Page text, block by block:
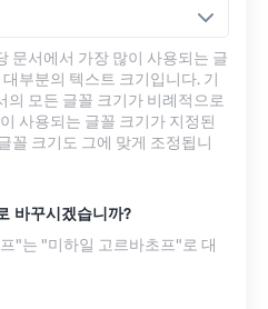
문서에서 가장 많이 사용되는 글
부분의 텍스트 크기입니다. 기
의 모든 글꼴 크기가 비례적으로
사용되는 글꼴 크기가 지정된
꼴 크기도 그에 맞게 조정됩니
바꾸시겠습니까?
"는 "미하일 고르바초프"로 대